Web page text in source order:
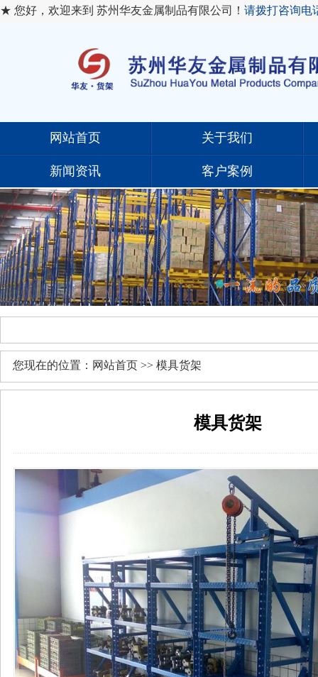
★ 您好，欢迎来到 苏州华友金属制品有限公司！ 请拨打咨询电
网站首页 关于我们
新闻资讯 客户案例
您现在的位置：网站首页 >> 模具货架
模具货架